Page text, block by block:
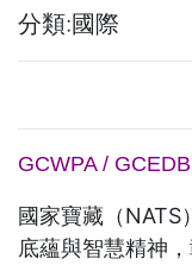
分類:國際
GCWPA /
國家寶藏（NATS
底蘊與智慧精神